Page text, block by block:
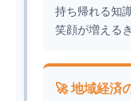
持ち帰れる知
笑顔が増える
🚀 地域経済